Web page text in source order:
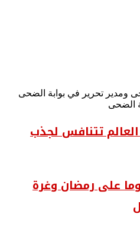
ومدير تحرير في بوابة الضحى
الضحى
تتنافس لجذب
التنازلى.. 58 يوما على رمضان وغرة